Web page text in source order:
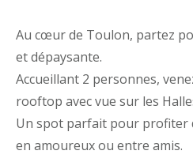
Au cœur de Toulon, partez
et dépaysante.
Accueillant 2 personnes,
rooftop avec vue sur les
Un spot parfait pour profiter
en amoureux ou entre amis.